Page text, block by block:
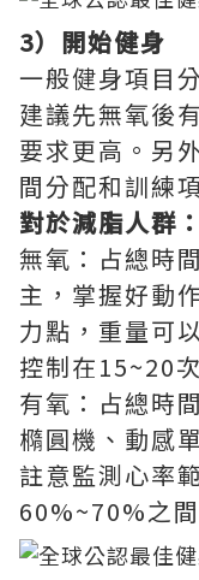
3）開始健身
一般健身項目
建議先無氧後
要求更高。另
間分配和訓練
對於減脂人群：
無氧：占總時
主，掌握好動
力點，重量可
控制在15~20
有氧：占總時
橢圓機、動感
註意監測心率
60%~70%之間